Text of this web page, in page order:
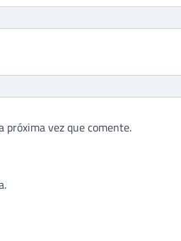
próxima vez que comente.